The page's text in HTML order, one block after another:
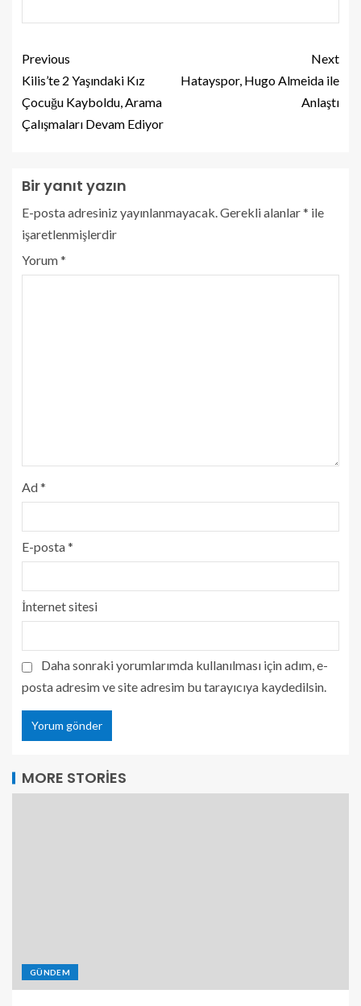
Previous
Kilis’te 2 Yaşındaki Kız
Çocuğu Kayboldu, Arama
Çalışmaları Devam Ediyor
Next
Hatayspor, Hugo Almeida ile
Anlaştı
Bir yanıt yazın
E-posta adresiniz yayınlanmayacak.Gerekli alanlar* ile
işaretlenmişlerdir
Yorum*
Ad*
E-posta*
İnternet sitesi
Daha sonraki yorumlarımda kullanılması için adım, e-
posta adresim ve site adresim bu tarayıcıya kaydedilsin.
MORE STORIES
GÜNDEM